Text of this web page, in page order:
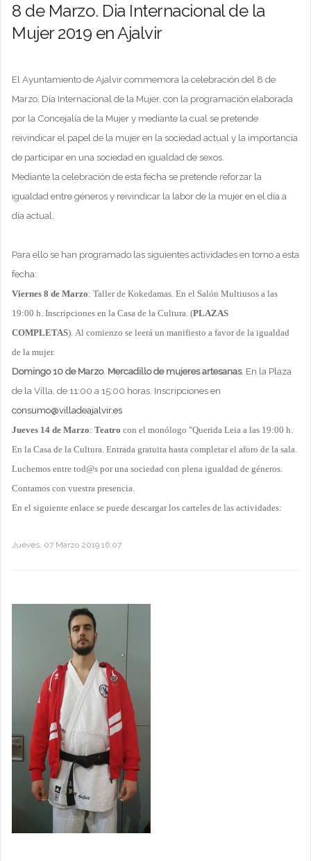
8 de Marzo. Dia Internacional de la
Mujer 2019 en Ajalvir
El Ayuntamiento de Ajalvir commemora la celebración del 8 de
Marzo, Día Internacional de la Mujer, con la programación elaborada
por la Concejalía de la Mujer y mediante la cual se pretende
reivindicar el papel de la mujer en la sociedad actual y la importancia
de participar en una sociedad en igualdad de sexos.
Mediante la celebración de esta fecha se pretende reforzar la
igualdad entre géneros y reivindicar la labor de la mujer en el día a
día actual.
Para ello se han programado las siguientes actividades en torno a esta
fecha:
Viernes 8 de Marzo: Taller de Kokedamas. En el Salón Multiusos a las
19:00 h. Inscripciones en la Casa de la Cultura. (PLAZAS
COMPLETAS). Al comienzo se leerá un manifiesto a favor de la igualdad
de la mujer.
Domingo 10 de Marzo. Mercadillo de mujeres artesanas. En la Plaza
de la Villa, de 11:00 a 15:00 horas. Inscripciones en
consumo@villadeajalvir.es
Jueves 14 de Marzo: Teatro con el monólogo "Querida Leia a las 19:00 h.
En la Casa de la Cultura. Entrada gratuita hasta completar el aforo de la sala.
Luchemos entre tod@s por una sociedad con plena igualdad de géneros.
Contamos con vuestra presencia.
En el siguiente enlace se puede descargar los carteles de las actividades:
Jueves, 07 Marzo 2019 16:07